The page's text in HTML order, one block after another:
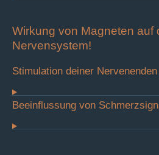
Wirkung von Magneten auf
Nervensystem!
Stimulation deiner Nervenenden
Beeinflussung von